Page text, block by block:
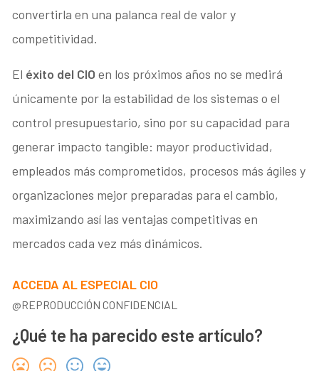
convertirla en una palanca real de valor y
competitividad.
El éxito del CIO en los próximos años no se medirá
únicamente por la estabilidad de los sistemas o el
control presupuestario, sino por su capacidad para
generar impacto tangible: mayor productividad,
empleados más comprometidos, procesos más ágiles y
organizaciones mejor preparadas para el cambio,
maximizando así las ventajas competitivas en
mercados cada vez más dinámicos.
ACCEDA AL ESPECIAL CIO
@REPRODUCCIÓN CONFIDENCIAL
¿Qué te ha parecido este artículo?